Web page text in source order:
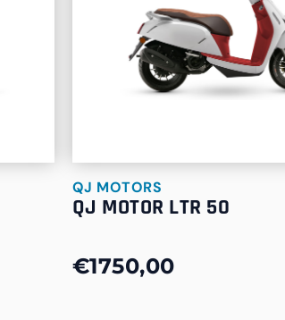
QJ MOTORS
QJ MOTOR LTR 50
€1750,00